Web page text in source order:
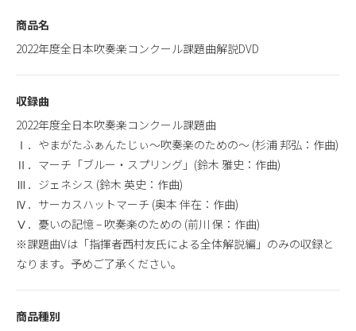
商品名
2022年度全日本吹奏楽コンクール課題曲解説DVD
収録曲
2022年度全日本吹奏楽コンクール課題曲
Ⅰ．やまがたふぁんたじぃ～吹奏楽のための～ (杉浦 邦弘：作曲)
Ⅱ．マーチ「ブルー・スプリング」(鈴木 雅史：作曲)
Ⅲ．ジェネシス (鈴木 英史：作曲)
Ⅳ．サーカスハットマーチ (奥本 伴在：作曲)
Ⅴ．憂いの記憶 – 吹奏楽のための (前川 保：作曲)
※課題曲Vは「指揮者西村友氏による全体解説編」のみの収録と
なります。予めご了承ください。
商品種別